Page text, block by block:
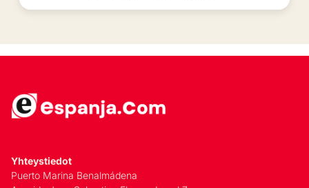
Yhteystiedot
Puerto Marina Benalmádena